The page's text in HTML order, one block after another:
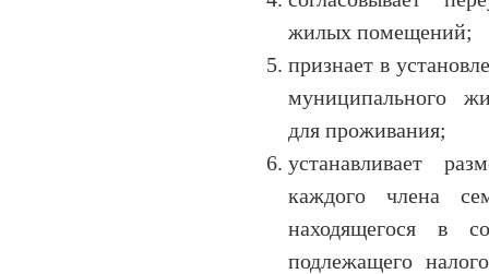
жилых помещений;
признает в
муниципального
для проживания;
устанавливает
каждого члена
находящегося в
подлежащего